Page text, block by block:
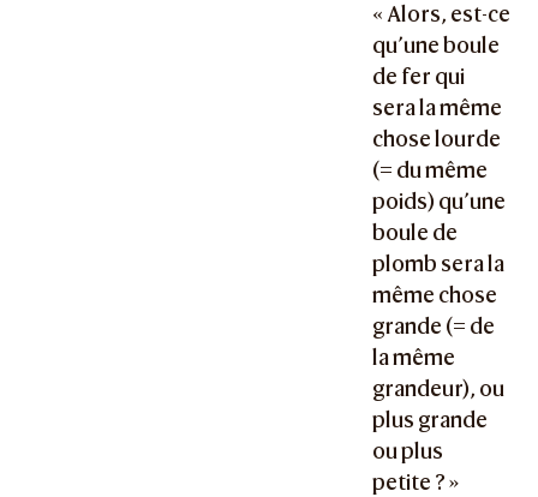
« Alors, est-ce
qu’une boule
de fer qui
sera la même
chose lourde
(= du même
poids) qu’une
boule de
plomb sera la
même chose
grande (= de
la même
grandeur), ou
plus grande
ou plus
petite ? »